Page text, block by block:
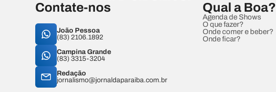
Contate-nos
João Pessoa
(83) 2106.1892
Campina Grande
(83) 3315-3204
Redação
jornalismo@jornaldaparaiba.com.br
Qual a Boa?
Agenda de Shows
O que fazer?
Onde comer e beber?
Onde ficar?